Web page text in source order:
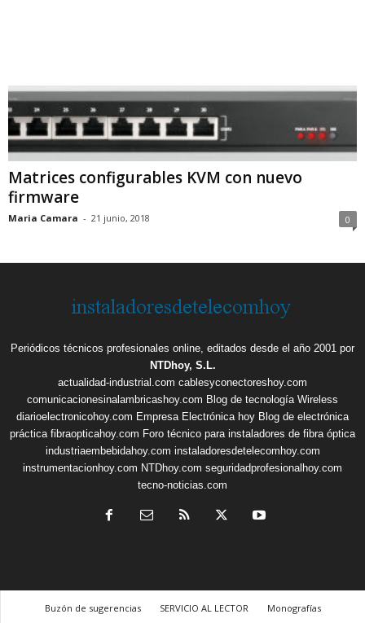
Matrices configurables KVM con nuevo
firmware
Maria Camara - 21 junio, 2018 0
Periódicos técnicos profesionales online, editados desde el año 2001 por
NTDhoy, S.L.
actualidad-industrial.com cablesyconectoreshoy.com
comunicacionesinalambricashoy.com Blog de tecnología Wireless
diarioelectronicohoy.com Empresa Electrónica hoy Blog de electrónica
práctica fibraopticahoy.com Foro técnico para instaladores de fibra óptica
industriaembebidahoy.com instaladoresdetelecomhoy.com
instrumentacionhoy.com NTDhoy.com seguridadprofesionalhoy.com
tecno-noticias.com
Buzón de sugerencias SERVICIO AL LECTOR
Monografías